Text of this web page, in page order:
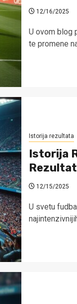
12/16/2025
U ovom blog
te promene
Istorija rezultata
Istorija
12/15/2025
U svetu